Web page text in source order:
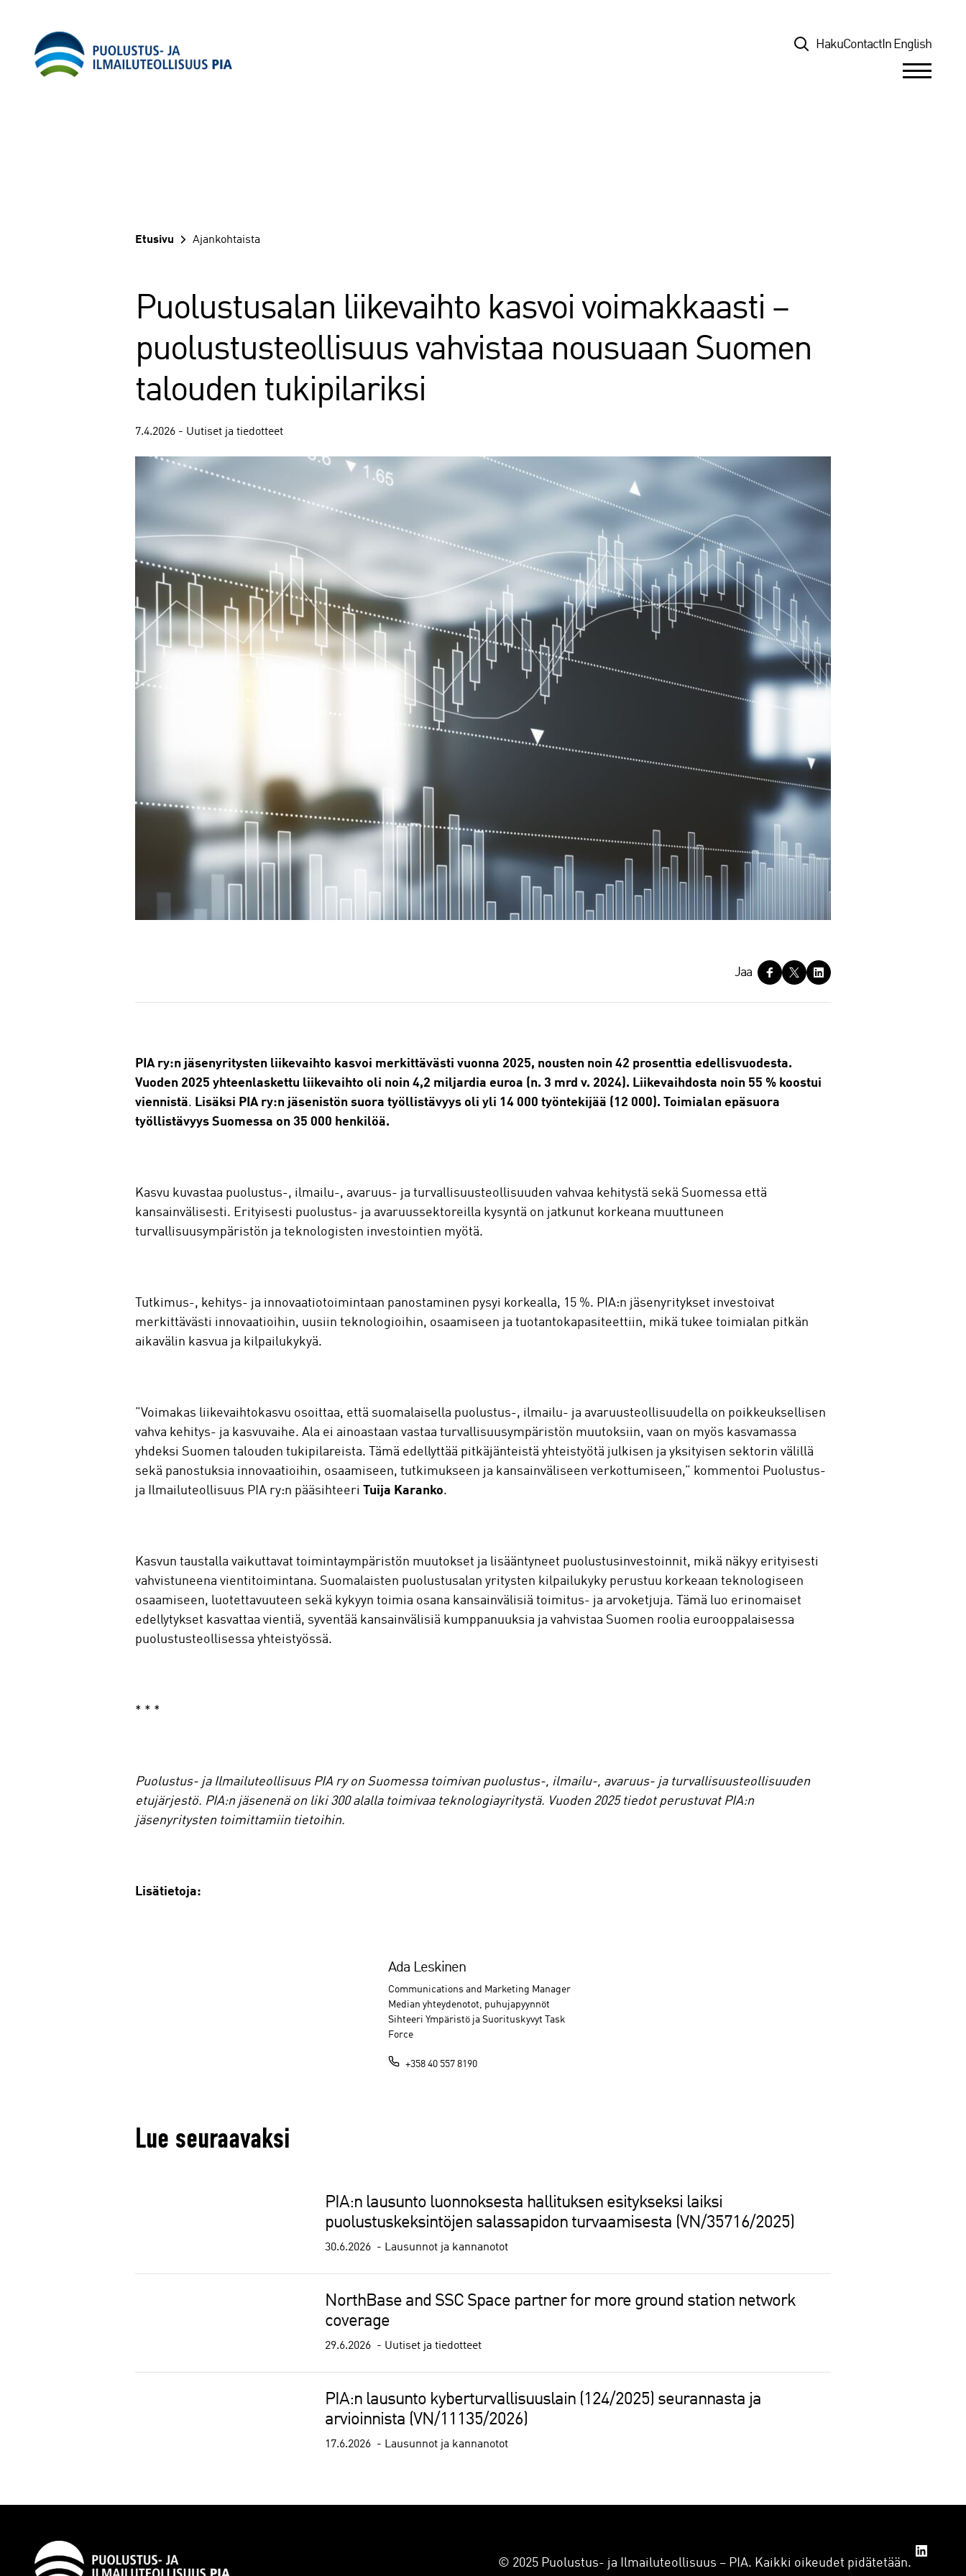
TopHakuContact In English
Etusivu Ajankohtaista
Puolustusalan liikevaihto kasvoi voimakkaasti –
puolustusteollisuus vahvistaa nousuaan Suomen
talouden tukipilariksi
7.4.2026 - Uutiset ja tiedotteet
a
Jaa
PIA ry:n jäsenyritysten liikevaihto kasvoi merkittävästi vuonna 2025, nousten noin 42 prosenttia edellisvuodesta.
Vuoden 2025 yhteenlaskettu liikevaihto oli noin 4,2 miljardia euroa (n. 3 mrd v. 2024). Liikevaihdosta noin 55 % koostui
viennistä. Lisäksi PIA ry:n jäsenistön suora työllistävyys oli yli 14 000 työntekijää (12 000). Toimialan epäsuora
työllistävyys Suomessa on 35 000 henkilöä.
Kasvu kuvastaa puolustus-, ilmailu-, avaruus- ja turvallisuusteollisuuden vahvaa kehitystä sekä Suomessa että
kansainvälisesti. Erityisesti puolustus- ja avaruussektoreilla kysyntä on jatkunut korkeana muuttuneen
turvallisuusympäristön ja teknologisten investointien myötä.
Tutkimus-, kehitys- ja innovaatiotoimintaan panostaminen pysyi korkealla, 15 %. PIA:n jäsenyritykset investoivat
merkittävästi innovaatioihin, uusiin teknologioihin, osaamiseen ja tuotantokapasiteettiin, mikä tukee toimialan pitkän
aikavälin kasvua ja kilpailukykyä.
”Voimakas liikevaihtokasvu osoittaa, että suomalaisella puolustus-, ilmailu- ja avaruusteollisuudella on poikkeuksellisen
vahva kehitys- ja kasvuvaihe. Ala ei ainoastaan vastaa turvallisuusympäristön muutoksiin, vaan on myös kasvamassa
yhdeksi Suomen talouden tukipilareista. Tämä edellyttää pitkäjänteistä yhteistyötä julkisen ja yksityisen sektorin välillä
sekä panostuksia innovaatioihin, osaamiseen, tutkimukseen ja kansainväliseen verkottumiseen,” kommentoi Puolustus-
ja Ilmailuteollisuus PIA ry:n pääsihteeri Tuija Karanko.
Kasvun taustalla vaikuttavat toimintaympäristön muutokset ja lisääntyneet puolustusinvestoinnit, mikä näkyy erityisesti
vahvistuneena vientitoimintana. Suomalaisten puolustusalan yritysten kilpailukyky perustuu korkeaan teknologiseen
osaamiseen, luotettavuuteen sekä kykyyn toimia osana kansainvälisiä toimitus- ja arvoketjuja. Tämä luo erinomaiset
edellytykset kasvattaa vientiä, syventää kansainvälisiä kumppanuuksia ja vahvistaa Suomen roolia eurooppalaisessa
puolustusteollisessa yhteistyössä.
* * *
Puolustus- ja Ilmailuteollisuus PIA ry on Suomessa toimivan puolustus-, ilmailu-, avaruus- ja turvallisuusteollisuuden
etujärjestö. PIA:n jäsenenä on liki 300 alalla toimivaa teknologiayritystä. Vuoden 2025 tiedot perustuvat PIA:n
jäsenyritysten toimittamiin tietoihin.
Lisätietoja:
Ada Leskinen
Communications and Marketing Manager
Median yhteydenotot, puhujapyynnöt
Sihteeri Ympäristö ja Suorituskyvyt Task
Force
+358 40 557 8190
Lue seuraavaksi
PIA:n lausunto luonnoksesta hallituksen esitykseksi laiksi
puolustuskeksintöjen salassapidon turvaamisesta (VN/35716/2025)
30.6.2026 Lausunnot ja kannanotot
NorthBase and SSC Space partner for more ground station network
coverage
29.6.2026 Uutiset ja tiedotteet
PIA:n lausunto kyberturvallisuuslain (124/2025) seurannasta ja
arvioinnista (VN/11135/2026)
17.6.2026 Lausunnot ja kannanotot
© 2025 Puolustus- ja Ilmailuteollisuus – PIA. Kaikki oikeudet pidätetään.